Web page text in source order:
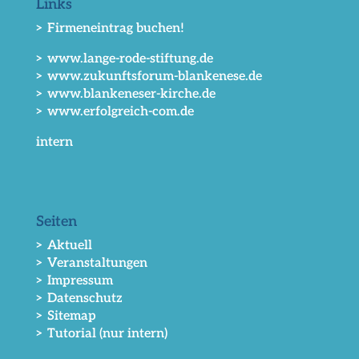
Links
> Firmeneintrag buchen!
> www.lange-rode-stiftung.de
> www.zukunftsforum-blankenese.de
> www.blankeneser-kirche.de
> www.erfolgreich-com.de
intern
Seiten
> Aktuell
> Veranstaltungen
> Impressum
> Datenschutz
> Sitemap
> Tutorial (nur intern)